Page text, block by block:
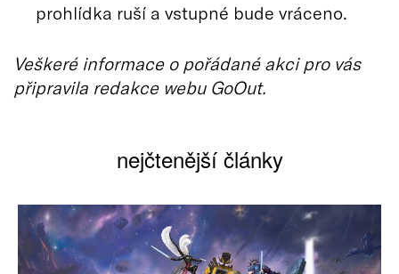
prohlídka ruší a vstupné bude vráceno.
Veškeré informace o pořádané akci pro vás
připravila redakce webu GoOut.
nejčtenější články